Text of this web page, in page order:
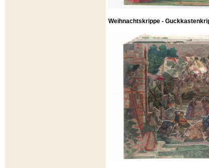
Weihnachtskrippe -